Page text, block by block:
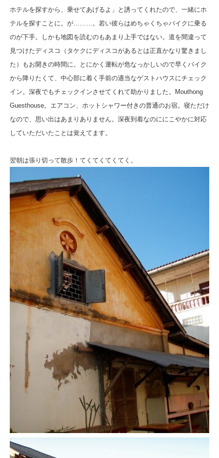
ホテルを探すから、乗せてあげるよ」と誘ってくれたので、一緒にホ
テルを探すことに。が………。若い彼らはめちゃくちゃバイクに乗る
のが下手。しかも地図を読むのもあまり上手ではない。道を間違って
見つけたディスコ（タケクにディスコがあるとは正直かなり驚きまし
た）もお開きの時間に。とにかく運転が危なっかしいので早くバイク
から降りたくて、中心部に着く手前の適当なゲストハウスにチェック
イン。深夜でもチェックインさせてくれて助かりました。Mouthong
Guesthouse。エアコン、ホットシャワー付きの普通のお宿。寝ただけ
なので、思い出はあまりありません。深夜到着なのににこやかに対応
していただいたことは覚えてます。
翌朝は張り切って散歩！てくてくてくてく。